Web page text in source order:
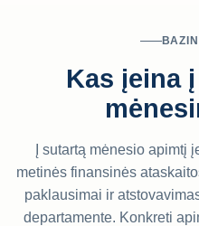
Kas įeina į
Į sutartą mėnesio apimtį
metinės finansinės
paklausimai ir
departamente. Konkreti